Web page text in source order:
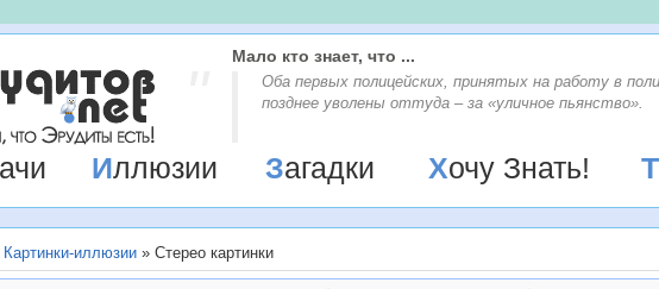
Мало кто знает, что ...
Оба первых полицейских, принятых на работу в
позднее уволены оттуда – за «уличное пьянство».
Иллюзии Загадки Хочу Знать!
Картинки-иллюзии » Стерео картинки